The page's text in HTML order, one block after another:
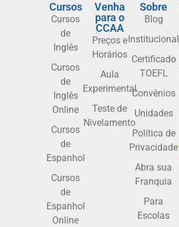
Cursos
Cursos
de
Inglês
Cursos
de
Inglês
Online
Cursos
de
Espanhol
Cursos
de
Espanhol
Online
Venha
para o
CCAA
Preços e
Horários
Aula
Experimental
Teste de
Nivelamento
Sobre
Blog
Institucional
Certificado
TOEFL
Convênios
Unidades
Política de
Privacidade
Abra sua
Franquia
Para
Escolas